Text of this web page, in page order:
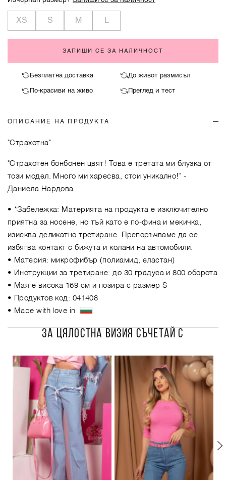
XS S M L
ЗАПИШИ СЕ ЗА НАЛИЧНОСТ
Безплатна доставка До живот размисъл
По-красиви на живо Преглед и тест
ОПИСАНИЕ НА ПРОДУКТА
"Страхотна"
"Страхотен бонбонен цвят! Това е третата ми блузка от
този модел. Много ми харесва, стои уникално!" -
Даниела Нардова
• *Забележка: Материята на продукта е изключително
приятна за носене, но тъй като е по-фина и мекичка,
изисква деликатно третиране. Препоръчваме да се
избягва контакт с бижута и колани на автомобили.
• Материя: микрофибър (полиамид, еластан)
• Инструкции за третиране: до 30 градуса и 800 оборота
• Мая е висока 169 см и позира с размер S
• Продуктов код: 041408
• Made with love in
ЗА ЦЯЛОСТНА ВИЗИЯ СЪЧЕТАЙ С